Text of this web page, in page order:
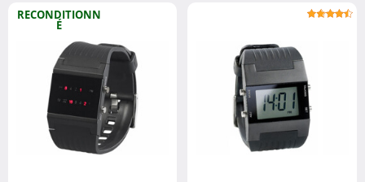
RECONDITIONN
É